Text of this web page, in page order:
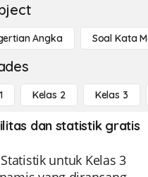
Angka Soal Kata
Kelas 2 Kelas 3
dan statistik gratis
untuk Kelas 3